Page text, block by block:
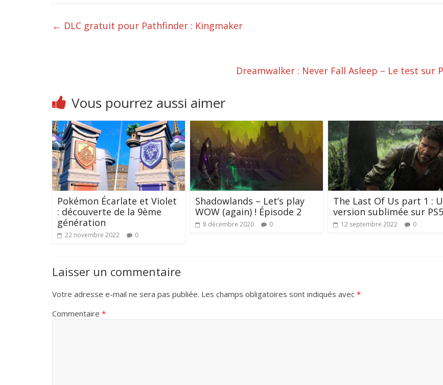
← DLC gratuit pour Pathfinder : Kingmaker
Dreamwalker : Never Fall Asleep – Le test sur
Vous pourrez aussi aimer
Pokémon Écarlate et Violet
: découverte de la 9ème
génération
22 novembre 2022 0
Shadowlands – Let’s play
WOW (again) ! Épisode 2
8 décembre 2020 0
The Last Of Us part 1 :
version sublimée sur PS5
12 septembre 2022 0
Laisser un commentaire
Votre adresse e-mail ne sera pas publiée. Les champs obligatoires sont indiqués avec *
Commentaire *